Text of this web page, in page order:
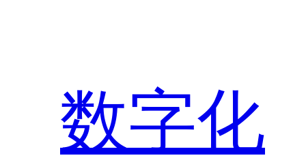
数字化